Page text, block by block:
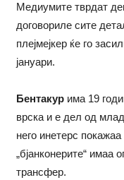
Медиумите тврдат
договориле сите
плејмејкер ќе го
јануари.
Бентакурима 19
врска и е дел од
него инетерс
„бјанконерите“ имаа
трансфер.